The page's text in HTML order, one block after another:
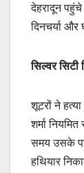
देहरादून
दिनचर्या और
सिल्वर सिटी
शूटरों ने
शर्मा
समय उसके
हथियार